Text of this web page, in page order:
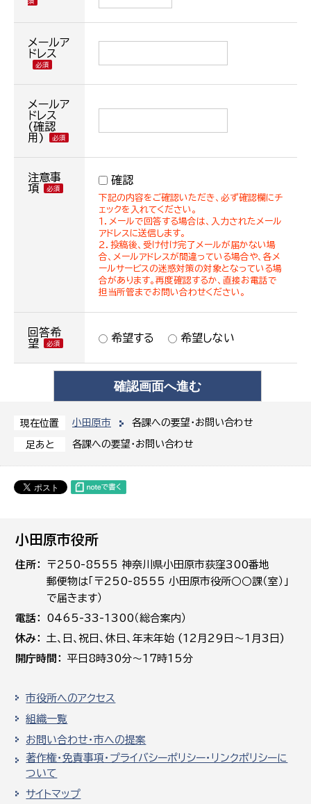
現在位置 小田原市 各課への要望・お問い合わせ
足あと 各課への要望・お問い合わせ
メールア
ドレス
メールア
ドレス
(確認
用)
注意事
項
確認
下記の内容をご確認いただき、必ず確認欄にチ
ェックを入れてください。
１．メールで回答する場合は、入力されたメール
アドレスに送信します。
２．投稿後、受け付け完了メールが届かない場
合、メールアドレスが間違っている場合や、各メ
ールサービスの迷惑対策の対象となっている場
合があります。再度確認するか、直接お電話で
担当所管までお問い合わせください。
回答希
望
希望する 希望しない
小田原市役所
住所
〒250-8555 神奈川県小田原市荻窪300番地
郵便物は「〒250-8555 小田原市役所○○課（室）」
で届きます）
電話
0465-33-1300（総合案内）
休み
土､日､祝日、休日、年末年始 (12月29日～1月3日)
開庁時間
平日8時30分～17時15分
市役所へのアクセス
組織一覧
お問い合わせ・市への提案
著作権・免責事項・プライバシーポリシー・リンクポリシーに
ついて
サイトマップ